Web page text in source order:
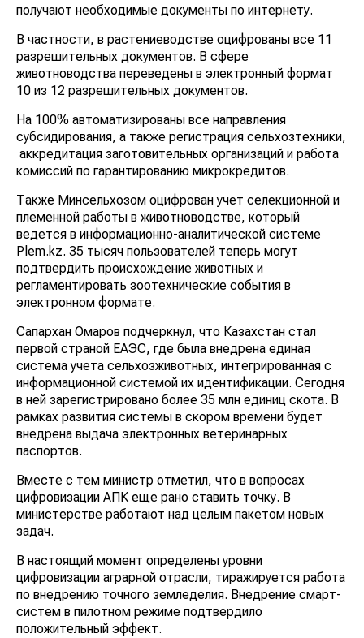
получают необходимые документы по интернету.
В частности, в растениеводстве оцифрованы все 11
разрешительных документов. В сфере
животноводства переведены в электронный формат
10 из 12 разрешительных документов.
На 100% автоматизированы все направления
субсидирования, а также регистрация сельхозтехники,
аккредитация заготовительных организаций и работа
комиссий по гарантированию микрокредитов.
Также Минсельхозом оцифрован учет селекционной и
племенной работы в животноводстве, который
ведется в информационно-аналитической системе
Plem.kz. 35 тысяч пользователей теперь могут
подтвердить происхождение животных и
регламентировать зоотехнические события в
электронном формате.
Сапархан Омаров подчеркнул, что Казахстан стал
первой страной ЕАЭС, где была внедрена единая
система учета сельхозживотных, интегрированная с
информационной системой их идентификации. Сегодня
в ней зарегистрировано более 35 млн единиц скота. В
рамках развития системы в скором времени будет
внедрена выдача электронных ветеринарных
паспортов.
Вместе с тем министр отметил, что в вопросах
цифровизации АПК еще рано ставить точку. В
министерстве работают над целым пакетом новых
задач.
В настоящий момент определены уровни
цифровизации аграрной отрасли, тиражируется работа
по внедрению точного земледелия. Внедрение смарт-
систем в пилотном режиме подтвердило
положительный эффект.